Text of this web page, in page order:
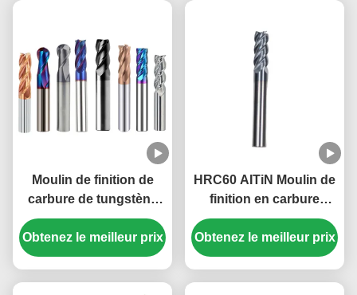
Moulin de finition de
carbure de tungstène
pour l'aluminium, l'acier,
l'acier au carbone,
l'acier allié, l'acier
Obtenez le meilleur prix
HRC60 AITiN Moulin de
finition en carbure
revêtu pour acier, acier
dur, moulin de coupe de
rayon de carbure de fer
Obtenez le meilleur prix